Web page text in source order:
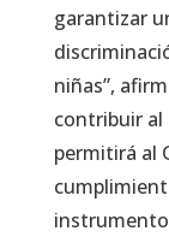
garantizar
niñas”,
contribuir al
permitirá al